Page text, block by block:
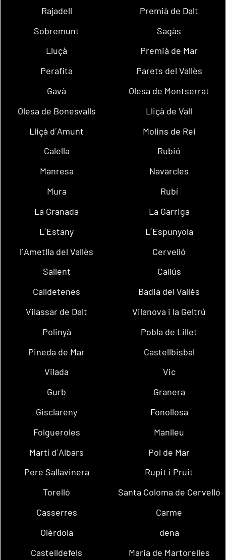
Rajadell
Premià de Dalt
Sobremunt
Sagàs
Lluçà
Premià de Mar
Perafita
Parets del Vallès
Gavà
Olesa de Montserrat
Olesa de Bonesvalls
Lliçà de Vall
Lliçà d´Amunt
Molins de Rei
Calella
Rubió
Manresa
Navarcles
Mura
Rubí
La Granada
La Garriga
L´Estany
L´Espunyola
l´Ametlla del Vallès
Cervelló
Sallent
Callús
Calldetenes
Badia del Vallès
Vilassar de Dalt
Vilanova i la Geltrú
Polinyà
Pobla de Lillet
Pineda de Mar
Castellbisbal
Vilada
Vic
Gurb
Granera
Gisclareny
Fonollosa
Folgueroles
Manlleu
Martí d´Albars
Pol de Mar
Pere Sallavinera
Rupit i Pruit
Torelló
Santa Coloma de Cervelló
Casserres
Carme
Olèrdola
dena
Castelldefels
Maria de Martorelles